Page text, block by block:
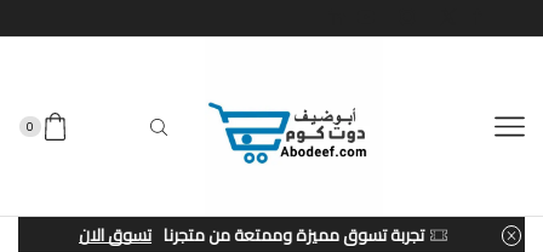
0
تجربة تسوق مميزة وممتعة من متجرنا تسوق الان